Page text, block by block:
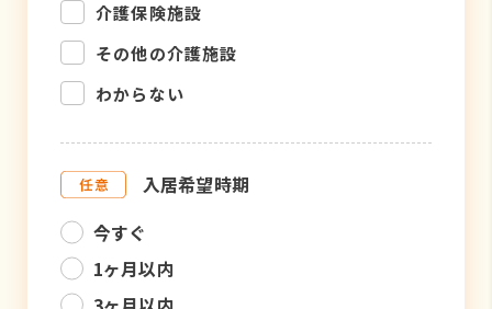
介護保険施設
その他の介護施設
わからない
入居希望時期
今すぐ
1ヶ月以内